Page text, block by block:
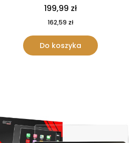
199,99 zł
162,59 zł
Do koszyka